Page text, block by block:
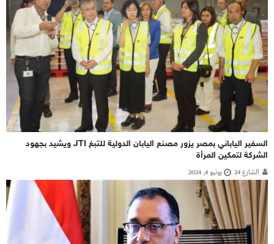
السفير الياباني بمصر يزور مصنع اليابان الدولية للتبغ JTI ويشيد بجهود
الشركة لتمكين المرأة
الشارع 24 يونيو 4, 2024